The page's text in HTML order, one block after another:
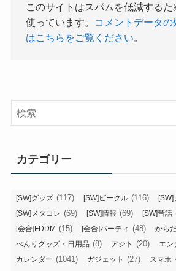
このサイトはスパムを低減するた
使っています。
コメントデータ
はこちらをご覧ください。
カテゴリー
[SW]グッズ (117) [SW]ビークル (116) [SW]
[SW]メタコレ (69) [SW]情報 (69) [SW]昔話
[会合]FDDM (15) [会合]パーティ (48) から
べんりグッズ・日用品 (8) アジト (20) エン
カレンダー (1041) ガジェット (27) スマホ